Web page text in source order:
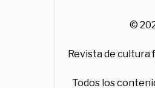
©
Revista de cultura
Todos los